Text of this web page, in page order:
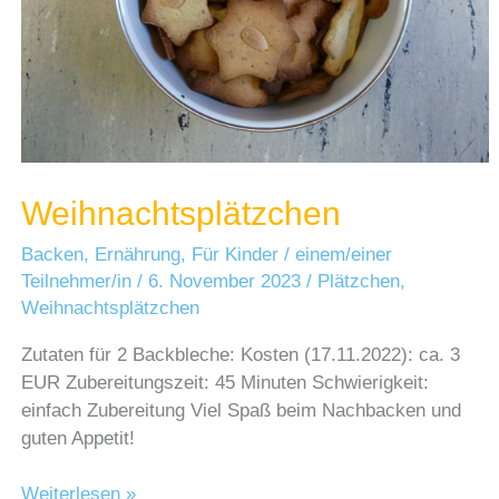
Weihnachtsplätzchen
Backen, Ernährung, Für Kinder /einem/einer
Teilnehmer/in/ 6. November 2023/ Plätzchen,
Weihnachtsplätzchen
Zutaten für 2 Backbleche: Kosten (17.11.2022): ca. 3
EUR Zubereitungszeit: 45 Minuten Schwierigkeit:
einfach Zubereitung Viel Spaß beim Nachbacken und
guten Appetit!
Weihnachtsplätzchen
Weiterlesen »